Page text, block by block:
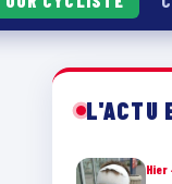
L'ACTU
Hier